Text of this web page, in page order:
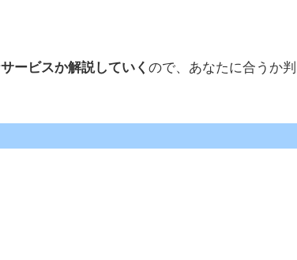
ービスか解説していく ので、あなたに合うか判